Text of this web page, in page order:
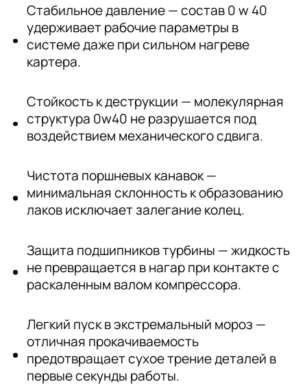
Стабильное давление — состав 0 w 40
удерживает рабочие параметры в
системе даже при сильном нагреве
картера.
Стойкость к деструкции — молекулярная
структура 0w40 не разрушается под
воздействием механического сдвига.
Чистота поршневых канавок —
минимальная склонность к образованию
лаков исключает залегание колец.
Защита подшипников турбины — жидкость
не превращается в нагар при контакте с
раскаленным валом компрессора.
Легкий пуск в экстремальный мороз —
отличная прокачиваемость
предотвращает сухое трение деталей в
первые секунды работы.